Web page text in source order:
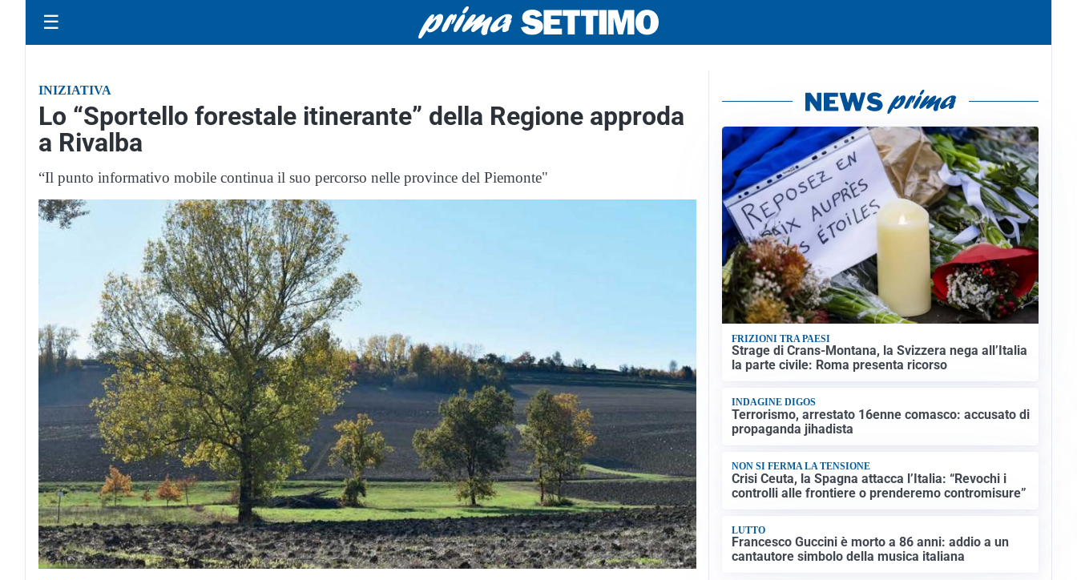
☰
INIZIATIVA
Lo “Sportello forestale itinerante” della Regione approda
a Rivalba
“Il punto informativo mobile continua il suo percorso nelle province del Piemonte"
FRIZIONI TRA PAESI
Strage di Crans-Montana, la Svizzera nega all’Italia
la parte civile: Roma presenta ricorso
INDAGINE DIGOS
Terrorismo, arrestato 16enne comasco: accusato di
propaganda jihadista
NON SI FERMA LA TENSIONE
Crisi Ceuta, la Spagna attacca l’Italia: “Revochi i
controlli alle frontiere o prenderemo contromisure”
LUTTO
Francesco Guccini è morto a 86 anni: addio a un
cantautore simbolo della musica italiana